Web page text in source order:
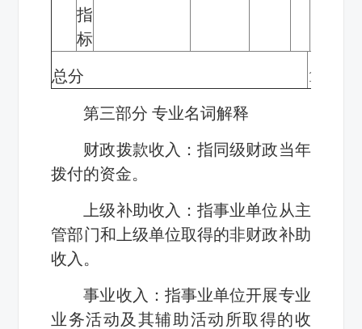
指
标
总分 100
第三部分 专业名词解释
财政拨款收入：指同级财政当年
拨付的资金。
上级补助收入：指事业单位从主
管部门和上级单位取得的非财政补助
收入。
事业收入：指事业单位开展专业
业务活动及其辅助活动所取得的收